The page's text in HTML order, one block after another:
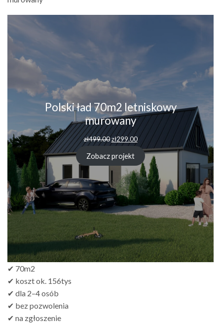
Polski ład 70m2 letniskowy
murowany
zł499.00 zł299.00
Zobacz projekt
✔ 70m2
✔ koszt ok. 156tys
✔ dla 2–4 osób
✔ bez pozwolenia
✔ na zgłoszenie